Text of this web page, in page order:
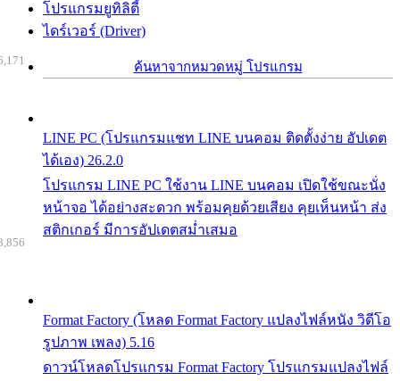
โปรแกรมยูทิลิตี้
ไดร์เวอร์ (Driver)
ค้นหาจากหมวดหมู่ โปรแกรม
LINE PC (โปรแกรมแชท LINE บนคอม ติดตั้งง่าย อัปเดต
ได้เอง) 26.2.0
โปรแกรม LINE PC ใช้งาน LINE บนคอม เปิดใช้ขณะนั่ง
หน้าจอ ได้อย่างสะดวก พร้อมคุยด้วยเสียง คุยเห็นหน้า ส่ง
สติกเกอร์ มีการอัปเดตสม่ำเสมอ
Format Factory (โหลด Format Factory แปลงไฟล์หนัง วิดีโอ
รูปภาพ เพลง) 5.16
ดาวน์โหลดโปรแกรม Format Factory โปรแกรมแปลงไฟล์